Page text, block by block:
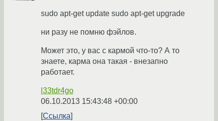
sudo apt-get update sudo apt-get upgrade
ни разу не помню фэйлов.
Может это, у вас с кармой что-то? А то
знаете, карма она такая - внезапно
работает.
l33tdr4go
06.10.2013 15:43:48 +00:00
Ссылка